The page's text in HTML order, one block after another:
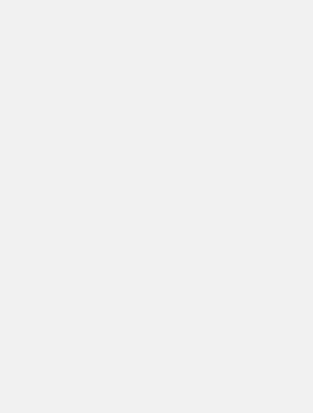
خبرنگار،
دکتر مراد عنادی -